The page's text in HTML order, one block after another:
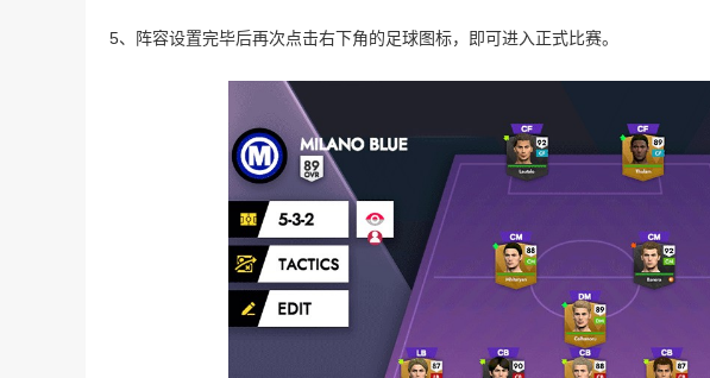
5、阵容设置完毕后再次点击右下角的足球图标，即可进入正式比赛。